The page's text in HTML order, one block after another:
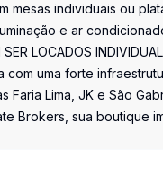
mesas individuais ou
e ar
LOCADOS
uma forte
Lima, JK e São
Brokers, sua boutique